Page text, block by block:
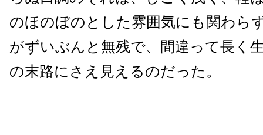
のほのぼのとした雰囲気にも関わら
がずいぶんと無残で、間違って長く
の末路にさえ見えるのだった。